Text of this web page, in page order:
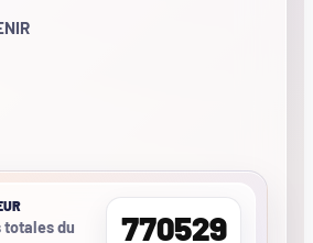
totales du
770529